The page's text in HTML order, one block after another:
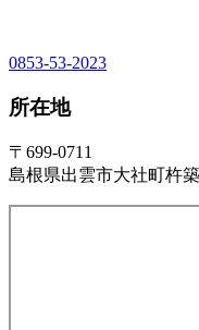
0853-53-2023
所在地
〒699-0711
島根県出雲市大社町杵